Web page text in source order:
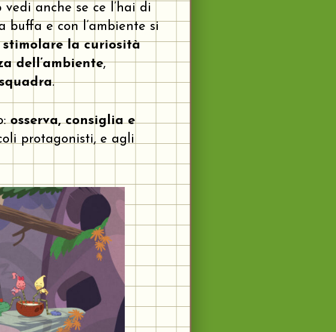
anche se ce l’hai di
buffa e con l’ambiente si
stimolare la curiosità
dell’ambiente,
.
osserva, consiglia e
protagonisti, e agli